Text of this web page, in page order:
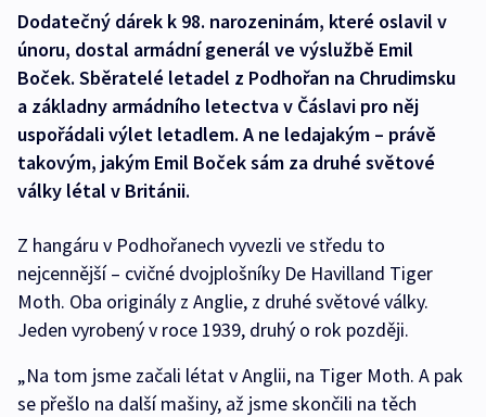
Dodatečný dárek k 98. narozeninám, které oslavil v
únoru, dostal armádní generál ve výslužbě Emil
Boček. Sběratelé letadel z Podhořan na Chrudimsku
a základny armádního letectva v Čáslavi pro něj
uspořádali výlet letadlem. A ne ledajakým –⁠ právě
takovým, jakým Emil Boček sám za druhé světové
války létal v Británii.
Z hangáru v Podhořanech vyvezli ve středu to
nejcennější –⁠ cvičné dvojplošníky De Havilland Tiger
Moth. Oba originály z Anglie, z druhé světové války.
Jeden vyrobený v roce 1939, druhý o rok později.
„Na tom jsme začali létat v Anglii, na Tiger Moth. A pak
se přešlo na další mašiny, až jsme skončili na těch